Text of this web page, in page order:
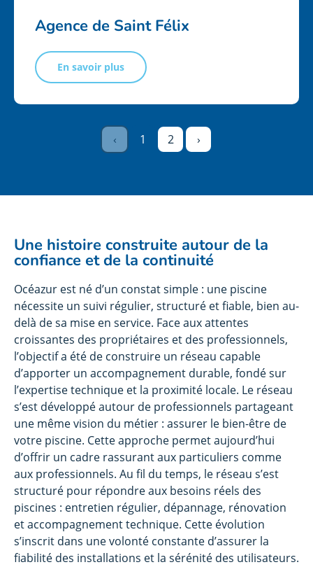
Nos contrats d’entretien
Contact
Agence de Saint Félix
En savoir plus
‹ 1 2 ›
Une histoire construite autour de la
confiance et de la continuité
Océazur est né d’un constat simple : une piscine
nécessite un suivi régulier, structuré et fiable, bien au-
delà de sa mise en service. Face aux attentes
croissantes des propriétaires et des professionnels,
l’objectif a été de construire un réseau capable
d’apporter un accompagnement durable, fondé sur
l’expertise technique et la proximité locale. Le réseau
s’est développé autour de professionnels partageant
une même vision du métier : assurer le bien-être de
votre piscine. Cette approche permet aujourd’hui
d’offrir un cadre rassurant aux particuliers comme
aux professionnels. Au fil du temps, le réseau s’est
structuré pour répondre aux besoins réels des
piscines : entretien régulier, dépannage, rénovation
et accompagnement technique. Cette évolution
s’inscrit dans une volonté constante d’assurer la
fiabilité des installations et la sérénité des utilisateurs.